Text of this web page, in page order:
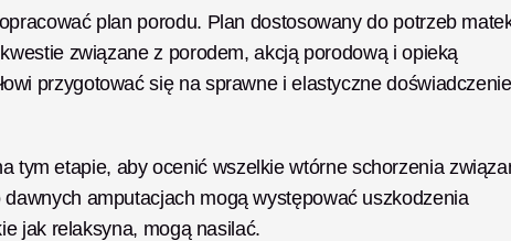
plan porodu. Plan dostosowany do potrzeb
związane z porodem, akcją porodową i opieką
przygotować się na sprawne i elastyczne doświadczenie
tym etapie, aby ocenić wszelkie wtórne schorzenia
amputacjach mogą występować uszkodzenia
jak relaksyna, mogą nasilać.